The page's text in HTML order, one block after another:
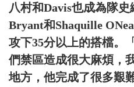
八村和Davis也成為隊史
Bryant和Shaquille
攻下35分以上的搭檔。
們禁區造成很大麻煩，
地方，他完成了很多艱